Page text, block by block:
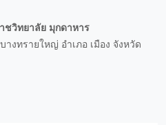
ชวิทยาลัย มุกดาหาร
งทรายใหญ่ อำเภอ เมือง จังหวัด